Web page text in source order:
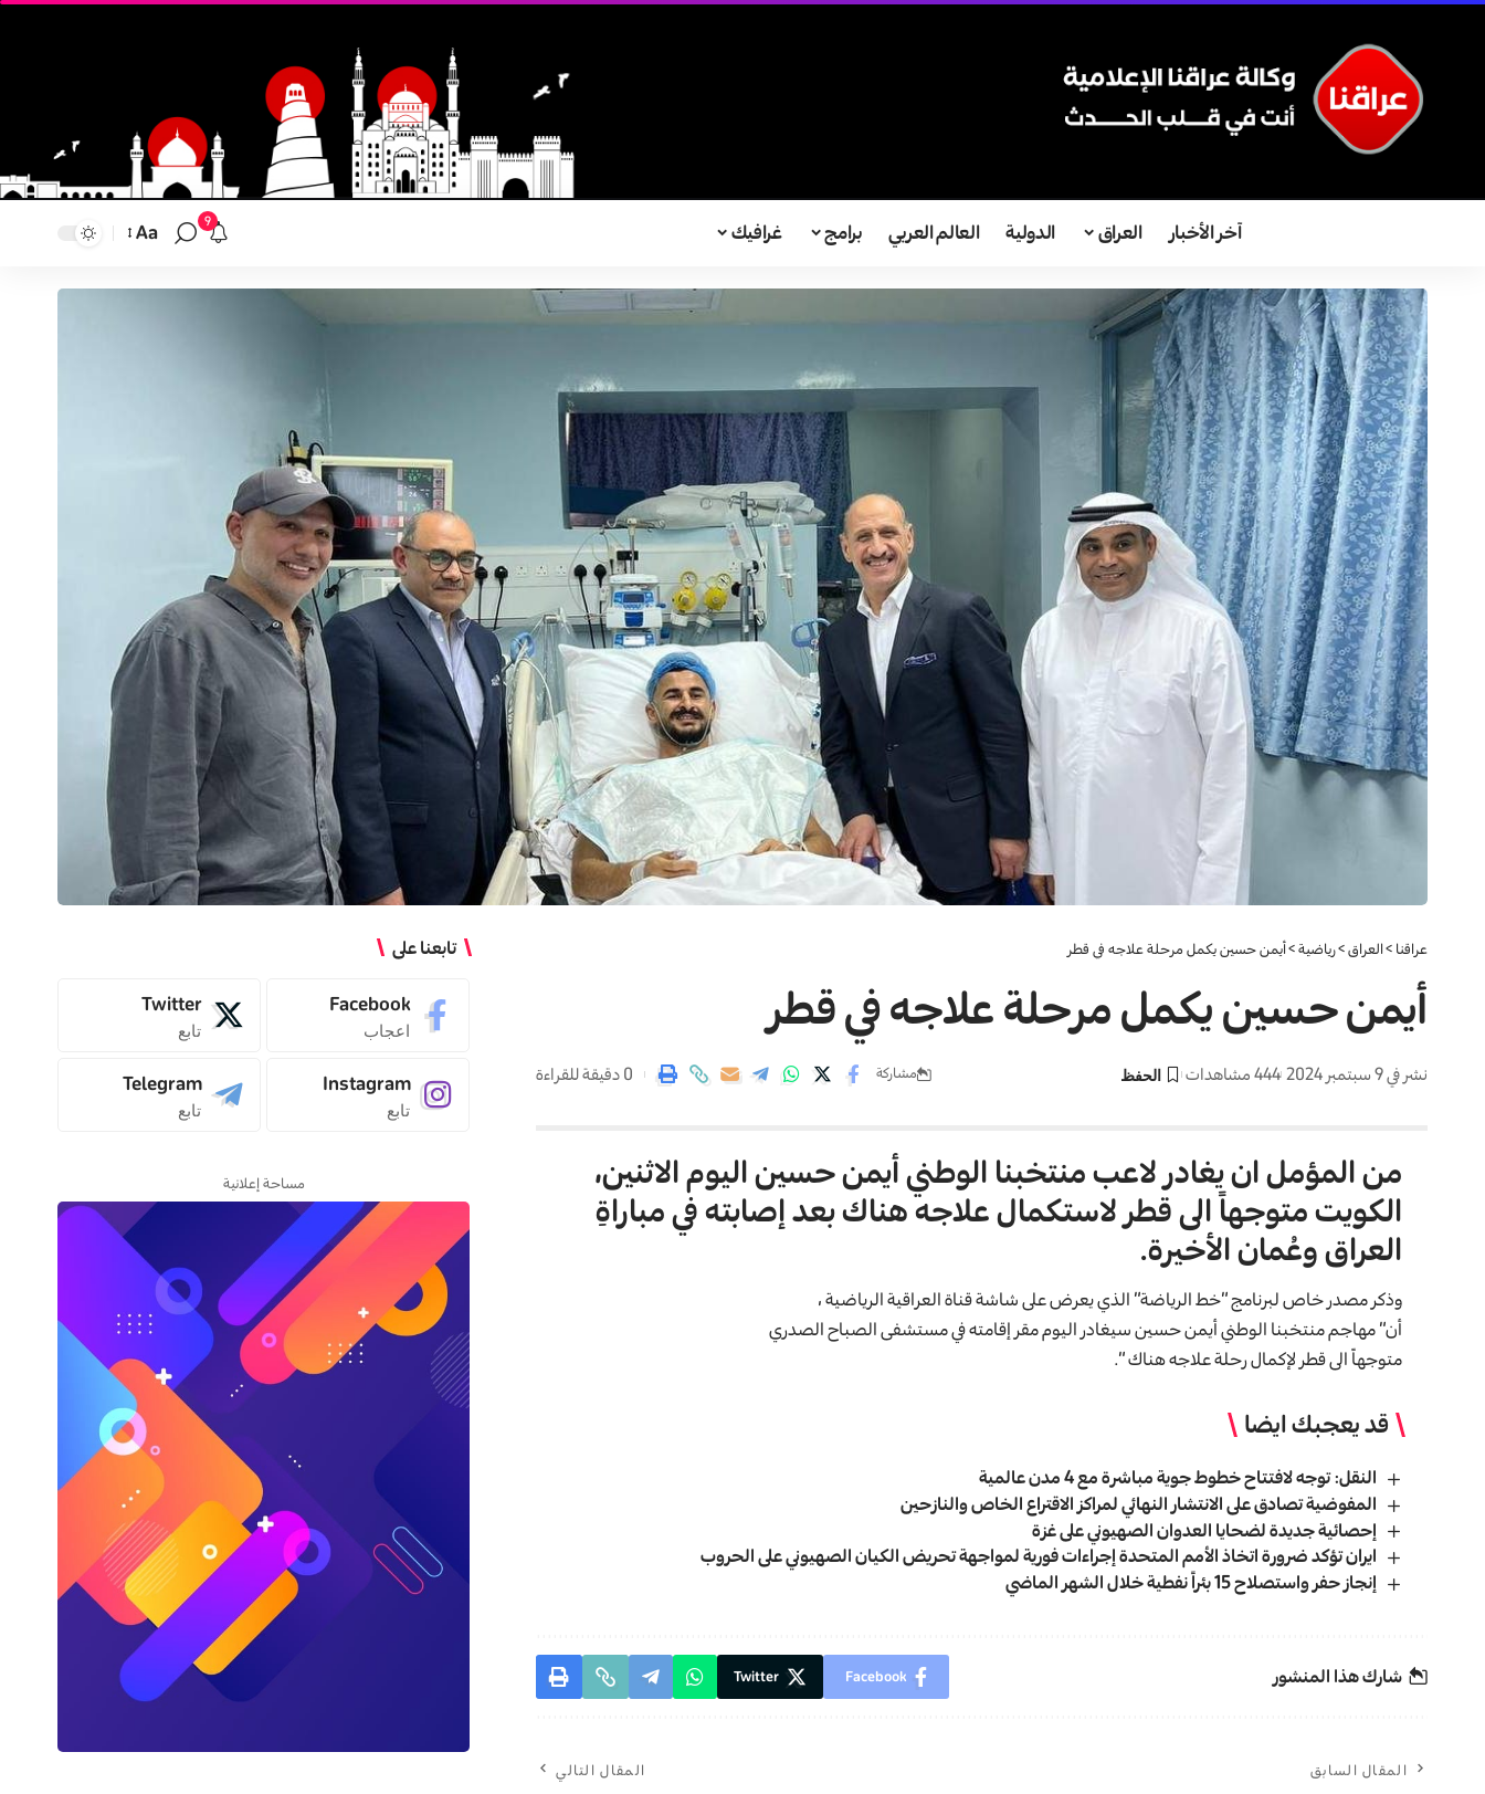
آخر الأخبار العراق الدولية العالم العربي برامج غرافيك 9
تغيير
Aa
عراقنا >العراق>رياضية>أيمن حسين يكمل مرحلة علاجه في قطر
أيمن حسين يكمل مرحلة علاجه في قطر
نشر في 9 سبتمبر 2024 444 مشاهدات مشاركة 0 دقيقة للقراءة
من المؤمل ان يغادر لاعب منتخبنا الوطني أيمن حسين اليوم الاثنين،
الكويت متوجهاً الى قطر لاستكمال علاجه هناك بعد إصابته في مباراةِ
العراق وعُمان الأخيرة.
وذكر مصدر خاص لبرنامج “خط الرياضة” الذي يعرض على شاشةقناة العراقية الرياضية ،
أن” مهاجم منتخبنا الوطني أيمن حسين سيغادر اليوم مقر إقامته في مستشفى الصباح الصدري
متوجهاً الى قطر لإكمال رحلة علاجه هناك “.
قد يعجبك ايضا
النقل: توجه لافتتاح خطوط جوية مباشرة مع 4 مدن عالمية
المفوضية تصادق على الانتشار النهائي لمراكز الاقتراع الخاص والنازحين
إحصائية جديدة لضحايا العدوان الصهيوني على غزة
ايران تؤكد ضرورة اتخاذ الأمم المتحدة إجراءات فورية لمواجهة تحريض الكيان الصهيوني على الحروب
إنجاز حفر واستصلاح 15 بئراً نفطية خلال الشهر الماضي
شارك هذا المنشور Facebook
Twitter
المقال السابق المقال التالي
تابعنا على
Facebook
اعجاب
Twitter
تابع
Instagram
تابع
Telegram
تابع
مساحة إعلانية